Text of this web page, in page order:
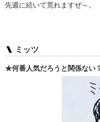
先週に続いて荒れますぜ～。
ミッツ
★何番人気だろうと関係ない